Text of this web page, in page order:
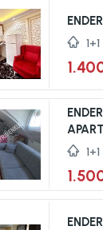
1+1
1+1